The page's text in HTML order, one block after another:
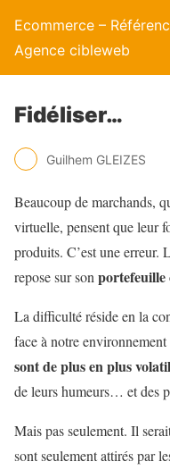
Ecommerce –
Agence cibleweb
Fidéliser…
Guilhem GLEIZES
Beaucoup de marchands,
virtuelle, pensent que leur
produits. C’est une erreur.
repose sur son portefeuille
La difficulté réside en la
face à notre
sont de plus en plus
de leurs humeurs… et des
Mais pas seulement. Il
sont seulement attirés par